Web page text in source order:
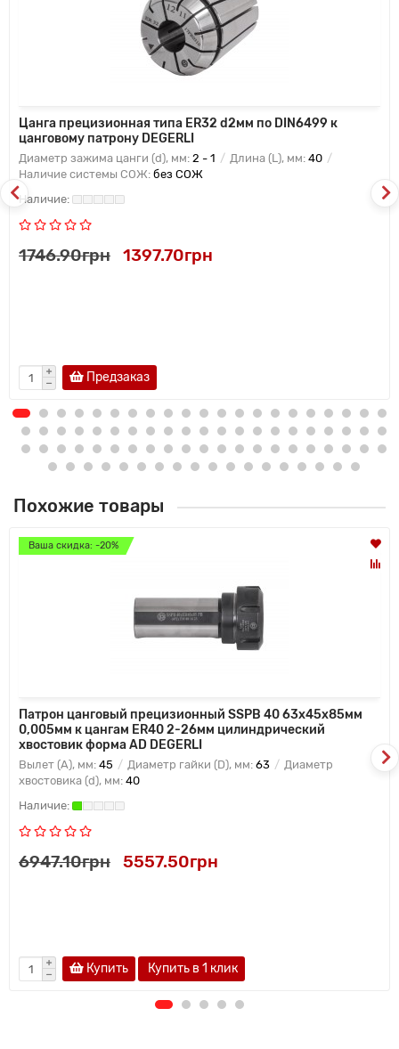
Цанга прецизионная типа ER32 d2мм по DIN6499 к
цанговому патрону DEGERLI
Диаметр зажима цанги (d), мм: 2 - 1 Длина (L), мм: 40
Наличие системы СОЖ: без СОЖ
1746.90грн 1397.70грн
Предзаказ
Похожие товары
Ваша скидка: -20%
Патрон цанговый прецизионный SSPB 40 63x45x85мм
0,005мм к цангам ER40 2-26мм цилиндрический
хвостовик форма AD DEGERLI
Вылет (A), мм: 45 Диаметр гайки (D), мм: 63
Диаметр
хвостовика (d), мм: 40
6947.10грн 5557.50грн
Купить Купить в 1 клик